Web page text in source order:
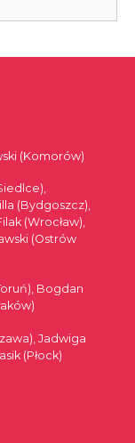
(Komorów)
(Bydgoszcz),
(Wrocław),
(Ostrów
Bogdan
Jadwiga
(Płock)